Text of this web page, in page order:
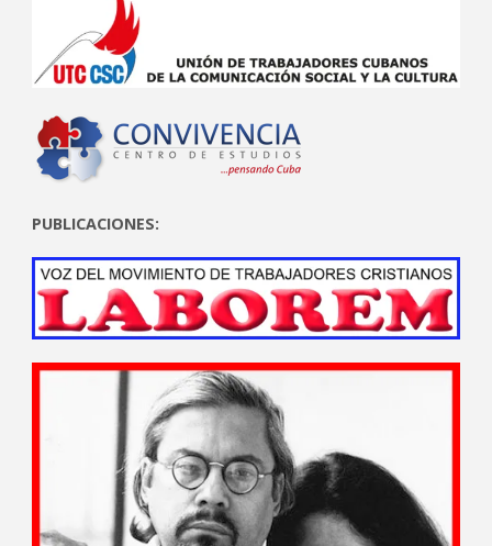
PUBLICACIONES: